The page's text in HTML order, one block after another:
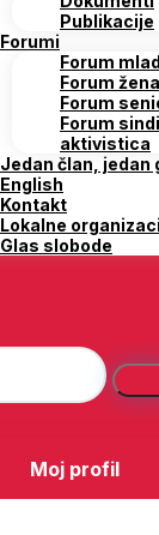
Publikacije
Forumi
Forum
Forum žena
Forum
Forum
aktivistica
Jedan član, jedan
English
Kontakt
Lokalne
Glas slobode
Moj profil